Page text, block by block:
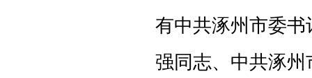
有中共涿州市委
强同志、中共涿